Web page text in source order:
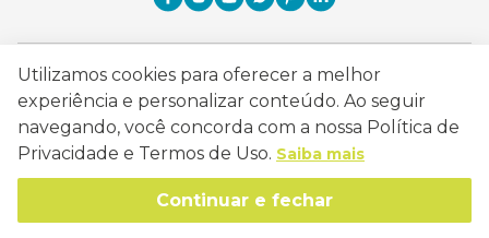
Como Trabalhamos
Política de Entrega
Política de Privacidade
Trocas e Devoluções
Retire em Loja
Sobre a Eucatex
História
Canal de Ética
Sustentabilidade
Missão, Visão e Valores
Utilizamos cookies para oferecer a melhor
experiência e personalizar conteúdo. Ao seguir
navegando, você concorda com a nossa Política de
Privacidade e Termos de Uso. Saiba mais
Continuar e fechar